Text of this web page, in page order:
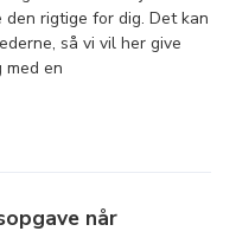
rigtige for dig. Det kan
så vi vil her give
med en
når